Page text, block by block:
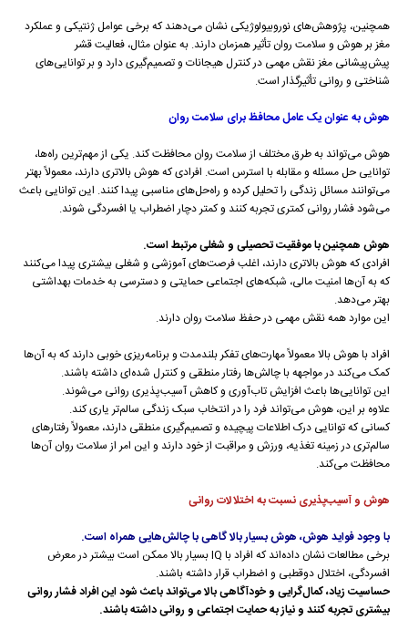
همچنین، پژوهش‌های نوروبیولوژیکی نشان می‌دهند که برخی عوامل ژنتیکی و عملکرد
مغز بر هوش و سلامت روان تأثیر همزمان دارند. به عنوان مثال، فعالیت قشر
پیش‌پیشانی مغز نقش مهمی در کنترل هیجانات و تصمیم‌گیری دارد و بر توانایی‌های
شناختی و روانی تأثیرگذار است.
هوش به عنوان یک عامل محافظ برای سلامت روان
هوش می‌تواند به طرق مختلف از سلامت روان محافظت کند. یکی از مهم‌ترین راه‌ها،
توانایی حل مسئله و مقابله با استرس است. افرادی که هوش بالاتری دارند، معمولاً بهتر
می‌توانند مسائل زندگی را تحلیل کرده و راه‌حل‌های مناسبی پیدا کنند. این توانایی باعث
می‌شود فشار روانی کمتری تجربه کنند و کمتر دچار اضطراب یا افسردگی شوند.
هوش همچنین با موفقیت تحصیلی و شغلی مرتبط است.
افرادی که هوش بالاتری دارند، اغلب فرصت‌های آموزشی و شغلی بیشتری پیدا می‌کنند
که به آن‌ها امنیت مالی، شبکه‌های اجتماعی حمایتی و دسترسی به خدمات بهداشتی
بهتر می‌دهد.
این موارد همه نقش مهمی در حفظ سلامت روان دارند.
افراد با هوش بالا معمولاً مهارت‌های تفکر بلندمدت و برنامه‌ریزی خوبی دارند که به آن‌ها
کمک می‌کند در مواجهه با چالش‌ها رفتار منطقی و کنترل شده‌ای داشته باشند.
این توانایی‌ها باعث افزایش تاب‌آوری و کاهش آسیب‌پذیری روانی می‌شوند.
علاوه بر این، هوش می‌تواند فرد را در انتخاب سبک زندگی سالم‌تر یاری کند.
کسانی که توانایی درک اطلاعات پیچیده و تصمیم‌گیری منطقی دارند، معمولاً رفتارهای
سالم‌تری در زمینه تغذیه، ورزش و مراقبت از خود دارند و این امر از سلامت روان آن‌ها
محافظت می‌کند.
هوش و آسیب‌پذیری نسبت به اختلالات روانی
با وجود فواید هوش، هوش بسیار بالا گاهی با چالش‌هایی همراه است.
برخی مطالعات نشان داده‌اند که افراد با IQ بسیار بالا ممکن است بیشتر در معرض
افسردگی، اختلال دوقطبی و اضطراب قرار داشته باشند.
حساسیت زیاد، کمال‌گرایی و خودآگاهی بالا می‌تواند باعث شود این افراد فشار روانی
بیشتری تجربه کنند و نیاز به حمایت اجتماعی و روانی داشته باشند.